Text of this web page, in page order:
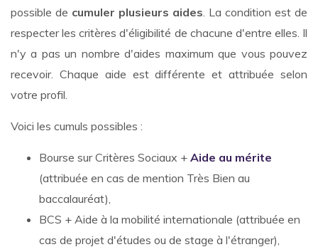
possible de cumuler plusieurs aides. La condition est de
respecter les critères d'éligibilité de chacune d'entre elles. Il
n'y a pas un nombre d'aides maximum que vous pouvez
recevoir. Chaque aide est différente et attribuée selon
votre profil.
Voici les cumuls possibles :
Bourse sur Critères Sociaux + Aide au mérite
(attribuée en cas de mention Très Bien au
baccalauréat),
BCS + Aide à la mobilité internationale (attribuée en
cas de projet d'études ou de stage à l'étranger),